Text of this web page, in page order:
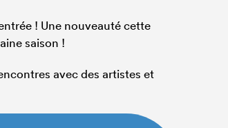
! Une nouveauté cette
saison !
avec des artistes et